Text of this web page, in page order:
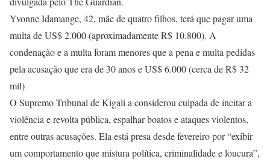
Yvonne Idamange, 42, mãe de quatro filhos, terá que pagar uma
multa de US$ 2.000 (aproximadamente R$ 10.800). A
condenação e a multa foram menores que a pena e multa pedidas
pela acusação que era de 30 anos e US$ 6.000 (cerca de R$ 32
mil)
O Supremo Tribunal de Kigali a considerou culpada de incitar a
violência e revolta pública, espalhar boatos e ataques violentos,
entre outras acusações. Ela está presa desde fevereiro por “exibir
um comportamento que mistura política, criminalidade e loucura”,